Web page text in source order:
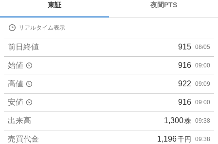
詳
値
東証 夜間PTS
リアルタイム表示
前日終値 915 08/05
始値 916 09:00
高値 922 09:09
安値 916 09:00
出来高 1,300株 09:38
売買代金 1,196千円 09:38